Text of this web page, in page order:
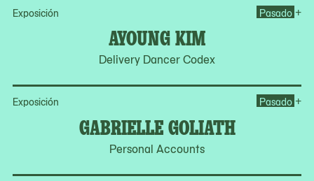
Exposición
AYOUNG KIM
Delivery Dancer Codex
Pasado +
Exposición
GABRIELLE GOLIATH
Personal Accounts
Pasado +